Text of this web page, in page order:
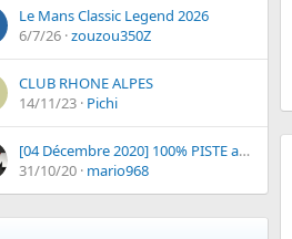
Le Mans Classic Legend 2026
6/7/26 zouzou350Z
CLUB RHONE ALPES
14/11/23 Pichi
[04 Décembre 2020] 100% PISTE au Mans
31/10/20 mario968